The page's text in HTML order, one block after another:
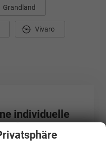
Grandland
Vivaro
individuelle
zu unseren Angeboten von